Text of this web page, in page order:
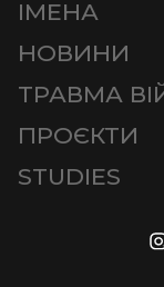
ІМЕНА
НОВИНИ
ТРАВМА
ПРОЄКТИ
STUDIES